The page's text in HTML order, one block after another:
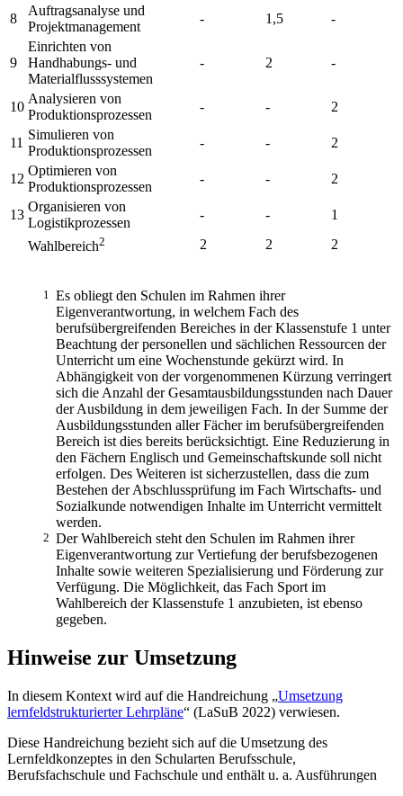
8
Auftragsanalyse und
Projektmanagement
- 1,5 -
9
Einrichten von
Handhabungs- und
Materialflusssystemen
- 2 -
10
Analysieren von
Produktionsprozessen
- - 2
11
Simulieren von
Produktionsprozessen
- - 2
12
Optimieren von
Produktionsprozessen
- - 2
13
Organisieren von
Logistikprozessen
- - 1
Wahlbereich2 2 2 2
1 Es obliegt den Schulen im Rahmen ihrer
Eigenverantwortung, in welchem Fach des
berufsübergreifenden Bereiches in der Klassenstufe 1 unter
Beachtung der personellen und sächlichen Ressourcen der
Unterricht um eine Wochenstunde gekürzt wird. In
Abhängigkeit von der vorgenommenen Kürzung verringert
sich die Anzahl der Gesamtausbildungsstunden nach Dauer
der Ausbildung in dem jeweiligen Fach. In der Summe der
Ausbildungsstunden aller Fächer im berufsübergreifenden
Bereich ist dies bereits berücksichtigt. Eine Reduzierung in
den Fächern Englisch und Gemeinschaftskunde soll nicht
erfolgen. Des Weiteren ist sicherzustellen, dass die zum
Bestehen der Abschlussprüfung im Fach Wirtschafts- und
Sozialkunde notwendigen Inhalte im Unterricht vermittelt
werden.
2 Der Wahlbereich steht den Schulen im Rahmen ihrer
Eigenverantwortung zur Vertiefung der berufsbezogenen
Inhalte sowie weiteren Spezialisierung und Förderung zur
Verfügung. Die Möglichkeit, das Fach Sport im
Wahlbereich der Klassenstufe 1 anzubieten, ist ebenso
gegeben.
Hinweise zur Umsetzung
In diesem Kontext wird auf die Handreichung „Umsetzung
lernfeldstrukturierter Lehr­pläne“ (LaSuB 2022) verwiesen.
Diese Handreichung bezieht sich auf die Umsetzung des
Lernfeldkonzeptes in den Schul­arten Berufsschule,
Berufsfachschule und Fachschule und enthält u. a. Ausführungen